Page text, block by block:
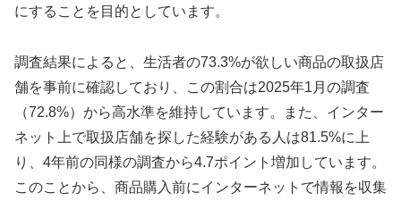
にすることを目的としています。
調査結果によると、生活者の73.3%が欲しい商品の取扱店
舗を事前に確認しており、この割合は2025年1月の調査
（72.8%）から高水準を維持しています。また、インター
ネット上で取扱店舗を探した経験がある人は81.5%に上
り、4年前の同様の調査から4.7ポイント増加しています。
このことから、商品購入前にインターネットで情報を収集